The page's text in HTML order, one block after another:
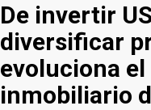
De invertir
diversificar
evoluciona
inmobiliario